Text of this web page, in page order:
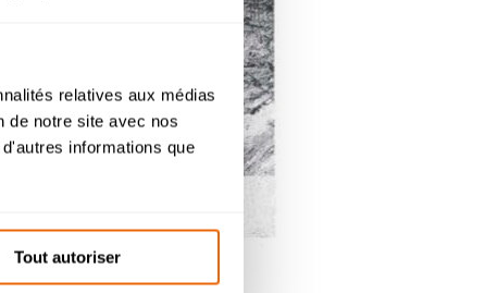
relatives aux médias
de notre site avec nos
informations que
Tout autoriser
de